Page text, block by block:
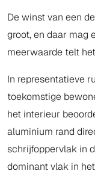
De winst van een
groot, en daar mag
meerwaarde telt
In representatieve
toekomstige
het interieur
aluminium rand
schrijfoppervlak in
dominant vlak in